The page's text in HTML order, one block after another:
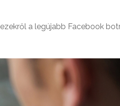
a legújabb Facebook